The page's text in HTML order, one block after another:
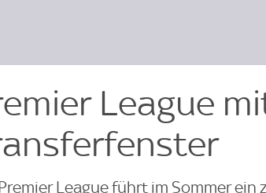
League
League führt im Sommer